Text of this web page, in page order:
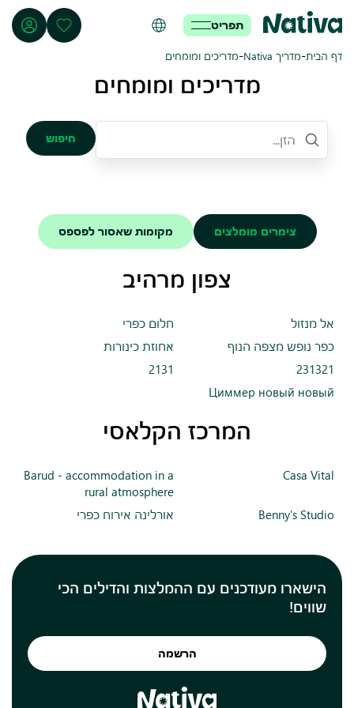
תפריט
דף הבית-מדריך Nativa -מדריכים ומומחים
מדריכים ומומחים
חיפוש
צימרים מומלצים מקומות שאסור לפספס
צפון מרהיב
אל מנזול
חלום כפרי
כפר נופש מצפה הנוף
אחוזת כינורות
231321
2131
Циммер новый новый
המרכז הקלאסי
Casa Vital
Barud - accommodation in a
rural atmosphere
Benny's Studio
אורלינה אירוח כפרי
הישארו מעודכנים עם ההמלצות והדילים הכי
שווים!
הרשמה